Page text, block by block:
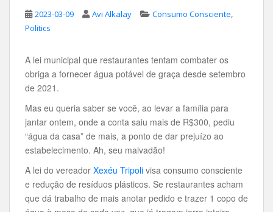
2023-03-09 Avi Alkalay Consumo Consciente,
Politics
A lei municipal que restaurantes tentam combater os
obriga a fornecer água potável de graça desde setembro
de 2021.
Mas eu queria saber se você, ao levar a família para
jantar ontem, onde a conta saiu mais de R$300, pediu
“água da casa” de mais, a ponto de dar prejuízo ao
estabelecimento. Ah, seu malvadão!
A lei do vereador Xexéu Tripoli visa consumo consciente
e redução de resíduos plásticos. Se restaurantes acham
que dá trabalho de mais anotar pedido e trazer 1 copo de